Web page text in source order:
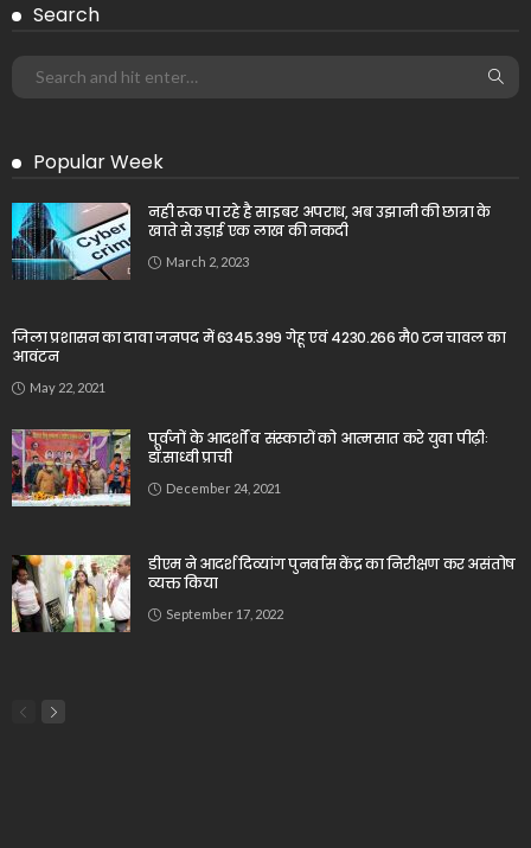
Search
Popular Week
नही रूक पा रहे है साइबर अपराध, अब उझानी की छात्रा के
खाते से उड़ाई एक लाख की नकदी
March 2, 2023
जिला प्रशासन का दावा जनपद में 6345.399 गेहू एवं 4230.266 मै0 टन चावल का
आवंटन
May 22, 2021
पूर्वजों के आदर्शों व संस्कारों को आत्मसात करे युवा पीढ़ीः
डॉ.साध्वी प्राची
December 24, 2021
डीएम ने आदर्श दिव्यांग पुनर्वास केंद्र का निरीक्षण कर असंतोष
व्यक्त किया
September 17, 2022